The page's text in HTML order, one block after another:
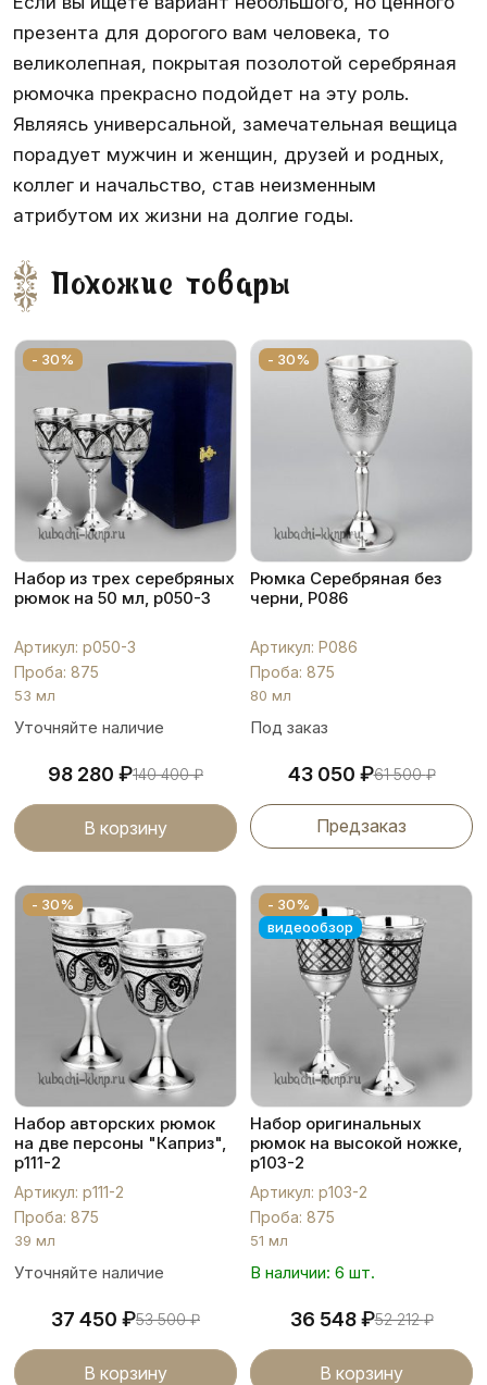
презента для дорогого вам человека, то
великолепная, покрытая позолотой серебряная
рюмочка прекрасно подойдет на эту роль.
Являясь универсальной, замечательная вещица
порадует мужчин и женщин, друзей и родных,
коллег и начальство, став неизменным
атрибутом их жизни на долгие годы.
Похожие товары
- 30%
Набор из трех серебряных
рюмок на 50 мл, р050-3
Артикул: р050-3
Проба: 875
53 мл
Уточняйте наличие
98 280 ₽140 400₽
В корзину
- 30%
Рюмка Серебряная без
черни, Р086
Артикул: Р086
Проба: 875
80 мл
Под заказ
43 050 ₽61 500₽
Предзаказ
- 30%
Набор авторских рюмок
на две персоны "Каприз",
р111-2
Артикул: р111-2
Проба: 875
39 мл
Уточняйте наличие
37 450 ₽53 500₽
В корзину
- 30%
видеообзор
Набор оригинальных
рюмок на высокой ножке,
р103-2
Артикул: р103-2
Проба: 875
51 мл
В наличии: 6 шт.
36 548₽52 212₽
В корзину